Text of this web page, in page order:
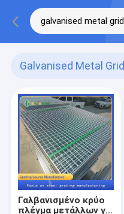
Galvanised Metal Grid
Γαλβανισμένο κρύο
πλέγμα μετάλλων για